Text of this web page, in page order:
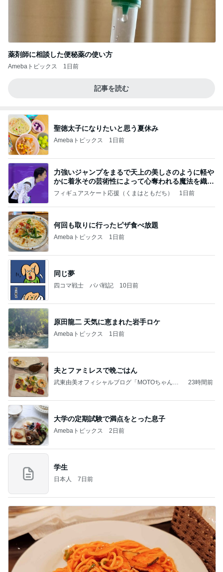
薬剤師に相談した便秘薬の使い方
Amebaトピックス 1日前
記事を読む
聖徳太子になりたいと思う夏休み
Amebaトピックス 1日前
力強いジャンプをまるで天上の美しさのように軽や
かに着氷その芸術性によって心奪われる魔法を織り
なす
フィギュアスケート応援（くまはともだち） 1日前
何回も取りに行ったピザ食べ放題
Amebaトピックス 1日前
同じ夢
四コマ戦士 パパ戦記 10日前
原田龍二 天気に恵まれた岩手ロケ
Amebaトピックス 1日前
夫とファミレスで晩ごはん
武東由美オフィシャルブログ「MOTOちゃんと
23時間前
大学の定期試験で満点をとった息子
Amebaトピックス 2日前
学生
日本人 7日前